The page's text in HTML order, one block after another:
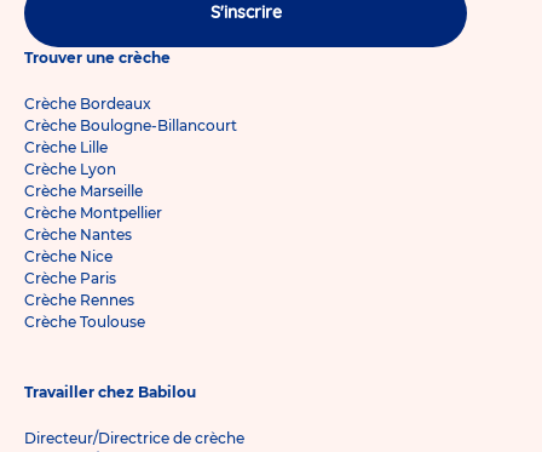
S'inscrire
Trouver une crèche
Crèche Bordeaux
Crèche Boulogne-Billancourt
Crèche Lille
Crèche Lyon
Crèche Marseille
Crèche Montpellier
Crèche Nantes
Crèche Nice
Crèche Paris
Crèche Rennes
Crèche Toulouse
Travailler chez Babilou
Directeur/Directrice de crèche